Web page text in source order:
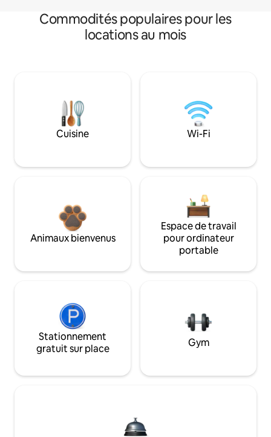
Commodités populaires pour les
locations au mois
Cuisine Wi-Fi
Animaux bienvenus
Espace de travail
pour ordinateur
portable
Stationnement
gratuit sur place
Gym